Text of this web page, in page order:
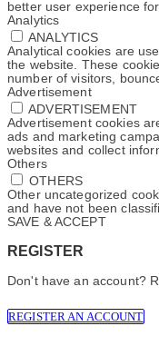
better user experience
Analytics
ANALYTICS
Analytical cookies are
the website. These
number of visitors,
Advertisement
ADVERTISEMENT
Advertisement cookies
ads and marketing
websites and collect
Others
OTHERS
Other uncategorized
and have not been
SAVE & ACCEPT
REGISTER
Don't have an account?
REGISTER AN ACCOUNT